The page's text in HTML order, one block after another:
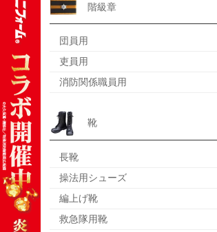
階級章
団員用
吏員用
消防関係職員用
靴
長靴
操法用シューズ
編上げ靴
救急隊用靴